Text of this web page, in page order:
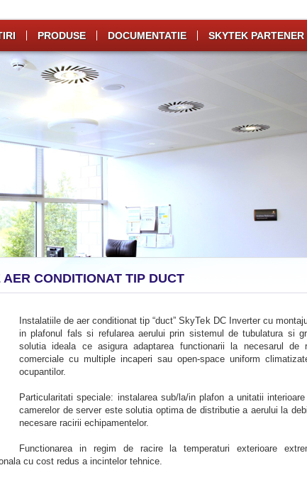
PRODUSE DOCUMENTATIE SKYTEK PARTENER
CONDITIONAT TIP DUCT
Instalatiile de aer conditionat tip “duct” SkyTek DC Inverter cu
in plafonul fals si refularea aerului prin sistemul de tubulatura si
solutia ideala ce asigura adaptarea functionarii la necesarul de
comerciale cu multiple incaperi sau open-space uniform
ocupantilor.
Particularitati speciale: instalarea sub/la/in plafon a unitatii
camerelor de server este solutia optima de distributie a aerului la
necesare racirii echipamentelor.
Functionarea in regim de racire la temperaturi exterioare
cu cost redus a incintelor tehnice.